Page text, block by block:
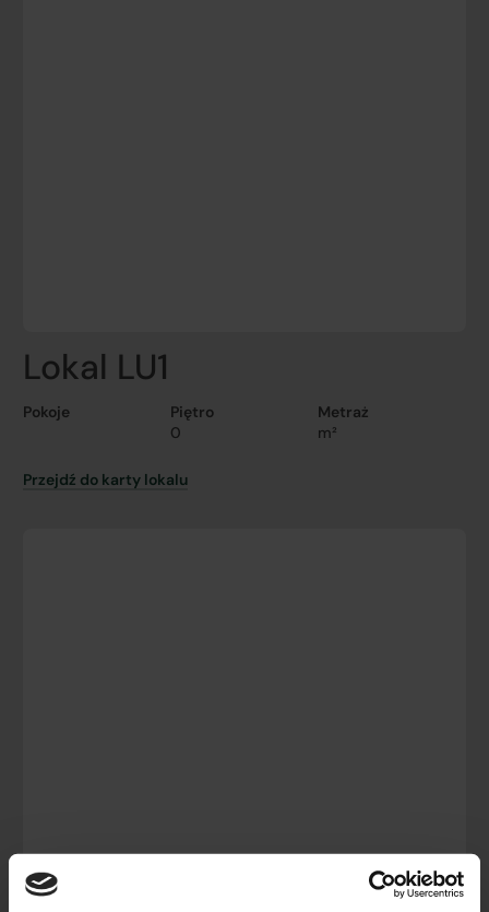
Lokal LU1
Pokoje
Piętro
0
Metraż
m²
Przejdź do karty lokalu